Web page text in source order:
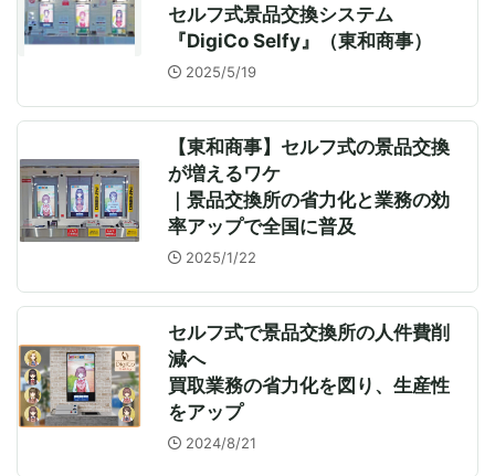
セルフ式景品交換システム
『DigiCo Selfy』（東和商事）
2025/5/19
【東和商事】セルフ式の景品交換
が増えるワケ
｜景品交換所の省力化と業務の効
率アップで全国に普及
2025/1/22
セルフ式で景品交換所の人件費削
減へ
買取業務の省力化を図り、生産性
をアップ
2024/8/21